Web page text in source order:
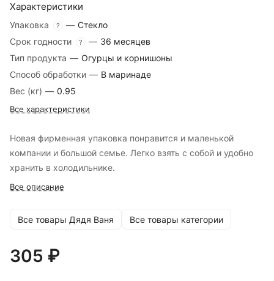
Характеристики
Упаковка ? — Стекло
Срок годности
? — 36 месяцев
Тип продукта — Огурцы и корнишоны
Способ обработки — В маринаде
Вес (кг) — 0.95
Все характеристики
Новая фирменная упаковка понравится и маленькой
компании и большой семье. Легко взять с собой и удобно
хранить в холодильнике.
Все описание
Все товары Дядя Ваня Все товары категории
305 ₽